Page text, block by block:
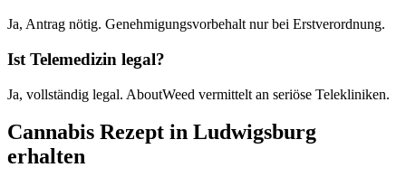
Ja, Antrag nötig. Genehmigungsvorbehalt nur bei Erstverordnung.
Ist Telemedizin legal?
Ja, vollständig legal. AboutWeed vermittelt an seriöse Telekliniken.
Cannabis Rezept in Ludwigsburg
erhalten